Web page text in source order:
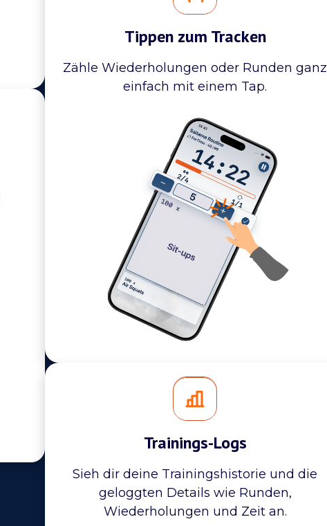
Tippen zum Tracken
Zähle Wiederholungen oder Runden ganz
einfach mit einem Tap.
Trainings-Logs
Sieh dir deine Trainingshistorie und die
geloggten Details wie Runden,
Wiederholungen und Zeit an.